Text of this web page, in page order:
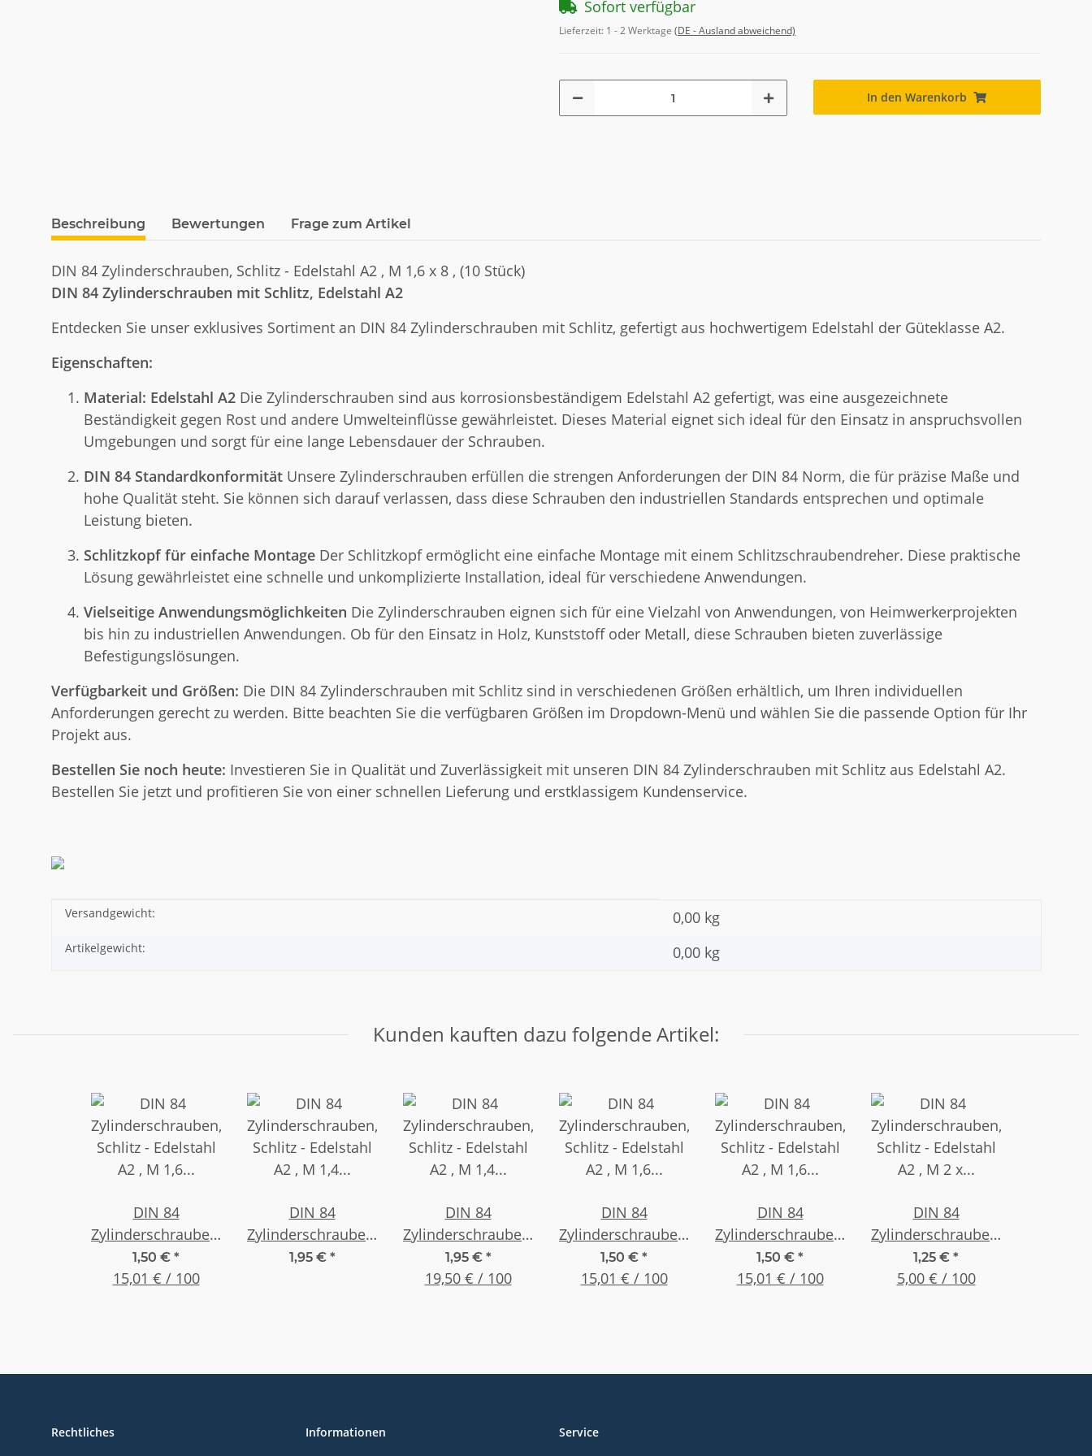
Sofort verfügbar
Lieferzeit: 1 - 2 Werktage (DE - Ausland abweichend)
In den Warenkorb
weitere Registerkarten anzeigen
Beschreibung Bewertungen Frage zum Artikel
DIN 84 Zylinderschrauben, Schlitz - Edelstahl A2 , M 1,6 x 8 , (10 Stück)
DIN 84 Zylinderschrauben mit Schlitz, Edelstahl A2
Entdecken Sie unser exklusives Sortiment an DIN 84 Zylinderschrauben mit Schlitz, gefertigt aus hochwertigem Edelstahl der Güteklasse A2.
Eigenschaften:
Material: Edelstahl A2 Die Zylinderschrauben sind aus korrosionsbeständigem Edelstahl A2 gefertigt, was eine ausgezeichnete
Beständigkeit gegen Rost und andere Umwelteinflüsse gewährleistet. Dieses Material eignet sich ideal für den Einsatz in anspruchsvollen
Umgebungen und sorgt für eine lange Lebensdauer der Schrauben.
DIN 84 Standardkonformität Unsere Zylinderschrauben erfüllen die strengen Anforderungen der DIN 84 Norm, die für präzise Maße und
hohe Qualität steht. Sie können sich darauf verlassen, dass diese Schrauben den industriellen Standards entsprechen und optimale
Leistung bieten.
Schlitzkopf für einfache Montage Der Schlitzkopf ermöglicht eine einfache Montage mit einem Schlitzschraubendreher. Diese praktische
Lösung gewährleistet eine schnelle und unkomplizierte Installation, ideal für verschiedene Anwendungen.
Vielseitige Anwendungsmöglichkeiten Die Zylinderschrauben eignen sich für eine Vielzahl von Anwendungen, von Heimwerkerprojekten
bis hin zu industriellen Anwendungen. Ob für den Einsatz in Holz, Kunststoff oder Metall, diese Schrauben bieten zuverlässige
Befestigungslösungen.
Verfügbarkeit und Größen: Die DIN 84 Zylinderschrauben mit Schlitz sind in verschiedenen Größen erhältlich, um Ihren individuellen
Anforderungen gerecht zu werden. Bitte beachten Sie die verfügbaren Größen im Dropdown-Menü und wählen Sie die passende Option für Ihr
Projekt aus.
Bestellen Sie noch heute: Investieren Sie in Qualität und Zuverlässigkeit mit unseren DIN 84 Zylinderschrauben mit Schlitz aus Edelstahl A2.
Bestellen Sie jetzt und profitieren Sie von einer schnellen Lieferung und erstklassigem Kundenservice.
Produkteigenschaft
Wert
Versandgewicht: 0,00 kg
Artikelgewicht: 0,00 kg
Kunden kauften dazu folgende Artikel:
DIN 84
Zylinderschrauben,
Schlitz - Edelstahl
A2 , M 1,6 x 5 , (10
1,50 € *
15,01 € / 100
DIN 84
Zylinderschrauben,
Schlitz - Edelstahl
1,95 € *
DIN 84
Zylinderschrauben,
Schlitz - Edelstahl
A2 , M 1,4 x 8 , (10
1,95 € *
19,50 € / 100
DIN 84
Zylinderschrauben,
Schlitz - Edelstahl
A2 , M 1,6 x 6 , (10
1,50 € *
15,01 € / 100
DIN 84
Zylinderschrauben,
Schlitz - Edelstahl
A2 , M 1,6 x 10 , (10
1,50 € *
15,01 € / 100
DIN 84
Zylinderschrauben,
Schlitz - Edelstahl
A2 , M 2 x 4 , (25
1,25 € *
5,00 € / 100
Rechtliches Informationen Service